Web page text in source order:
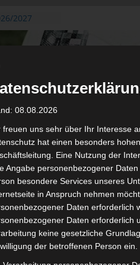
2027
August
aus der
der ersten 15
2027 –
20.
AS Soliman
zu
08.08.2026
freuen uns sehr über Ihr Interesse
hat einen besonders
Eine Nutzung der
Angabe personenbezogener
besondere Services unseres
in Anspruch nehmen
Daten erforderlich
Daten erforderlich
keine gesetzliche
der betroffenen Person ein.